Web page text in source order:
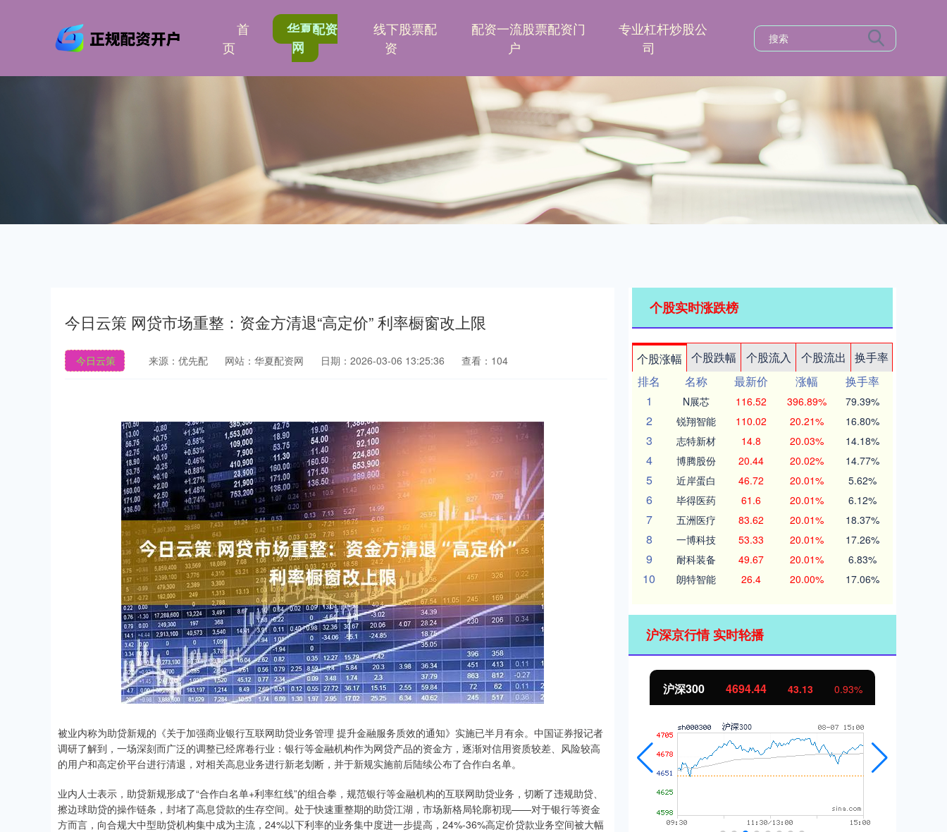
首
页
华夏配资
网
线下股票配
资
配资一流股票配资门
户
专业杠杆炒股公
司
今日云策 网贷市场重整：资金方清退“高定价” 利率橱窗改上限
今日云策 来源：优先配 网站：华夏配资网 日期：2026-03-06 13:25:36 查看：104
被业内称为助贷新规的《关于加强商业银行互联网助贷业务管理 提升金融服务质效的通知》实施已半月有余。中国证券报记者
调研了解到，一场深刻而广泛的调整已经席卷行业：银行等金融机构作为网贷产品的资金方，逐渐对信用资质较差、风险较高
的用户和高定价平台进行清退，对相关高息业务进行新老划断，并于新规实施前后陆续公布了合作白名单。
业内人士表示，助贷新规形成了“合作白名单+利率红线”的组合拳，规范银行等金融机构的互联网助贷业务，切断了违规助贷、
擦边球助贷的操作链条，封堵了高息贷款的生存空间。处于快速重整期的助贷江湖，市场新格局轮廓初现——对于银行等资金
方而言，向合规大中型助贷机构集中成为主流，24%以下利率的业务集中度进一步提高，24%-36%高定价贷款业务空间被大幅
个股实时涨跌榜
个股涨幅 个股跌幅 个股流入 个股流出
换手率
排名
名称 最新价 涨幅
换手率
1
N展芯 116.52 396.89% 79.39%
2 锐翔智能 110.02 20.21% 16.80%
3 志特新材 14.8 20.03% 14.18%
4 博腾股份 20.44 20.02% 14.77%
5 近岸蛋白 46.72 20.01% 5.62%
6 毕得医药 61.6 20.01% 6.12%
7 五洲医疗 83.62 20.01% 18.37%
8 一博科技 53.33 20.01% 17.26%
9 耐科装备 49.67 20.01% 6.83%
10 朗特智能 26.4 20.00% 17.06%
沪深京行情 实时轮播
深证成指 14311.01 200.89 1.42% 沪深300 4694.44 43.13 北证50 1134.24 11.37 1.01%